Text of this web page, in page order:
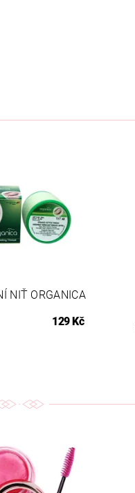
NIŤ ORGANICA
129 Kč